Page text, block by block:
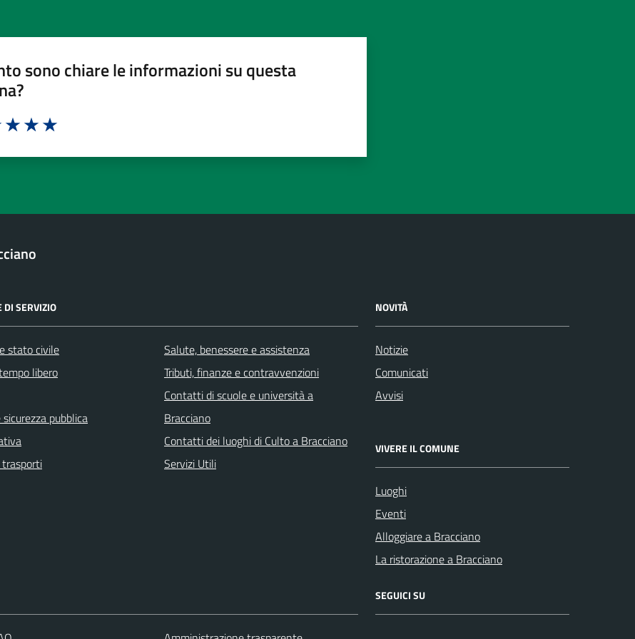
sono chiare le informazioni su questa
DI SERVIZIO
stato civile
libero
sicurezza pubblica
Salute, benessere e assistenza
Tributi, finanze e contravvenzioni
Contatti di scuole e università a
Bracciano
Contatti dei luoghi di Culto a Bracciano
Servizi Utili
NOVITÀ
Notizie
Comunicati
Avvisi
VIVERE IL COMUNE
Luoghi
Eventi
Alloggiare a Bracciano
La ristorazione a Bracciano
SEGUICI SU